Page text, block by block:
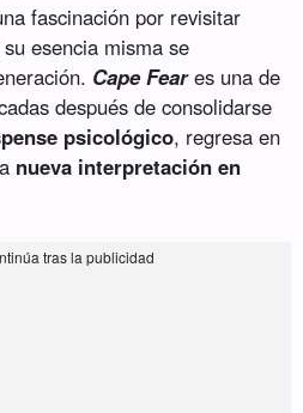
fascinación por revisitar
esencia misma se
Cape Feares una de
después de consolidarse
psicológico, regresa en
nueva interpretación en